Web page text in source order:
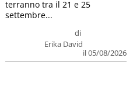
di
Erika David
il 05/08/2026
terranno tra il 21 e 25
settembre...